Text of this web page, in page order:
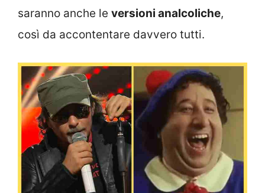
saranno anche le versioni analcoliche,
così da accontentare davvero tutti.